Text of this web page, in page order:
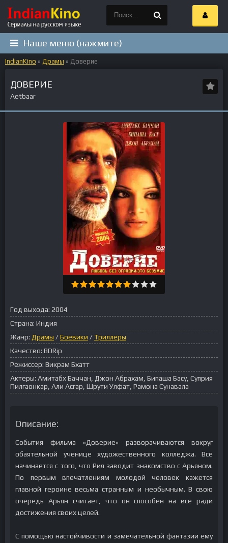
Наше меню (нажмите)
IndianKino » Драмы » Доверие
ДОВЕРИЕ
Aetbaar
Год выхода: 2004
Страна: Индия
Жанр: Драмы /Боевики /Триллеры
Качество: BDRip
Режиссер: Викрам Бхатт
Актеры: Амитабх Баччан, Джон Абрахам, Бипаша Басу, Суприя
Пилгаонкар, Али Асгар, Шрути Улфат, Рамона Сунавала
Описание:
События фильма «Доверие» разворачиваются вокруг
обаятельной ученице художественного колледжа. Все
начинается с того, что Рия заводит знакомство с Арьяном.
По первым впечатлениям молодой человек кажется
главной героине весьма странным и необычным. В свою
очередь Арьян считает, что он способен на все ради
достижения своих целей.
С помощью настойчивости и замечательной фантазии ему